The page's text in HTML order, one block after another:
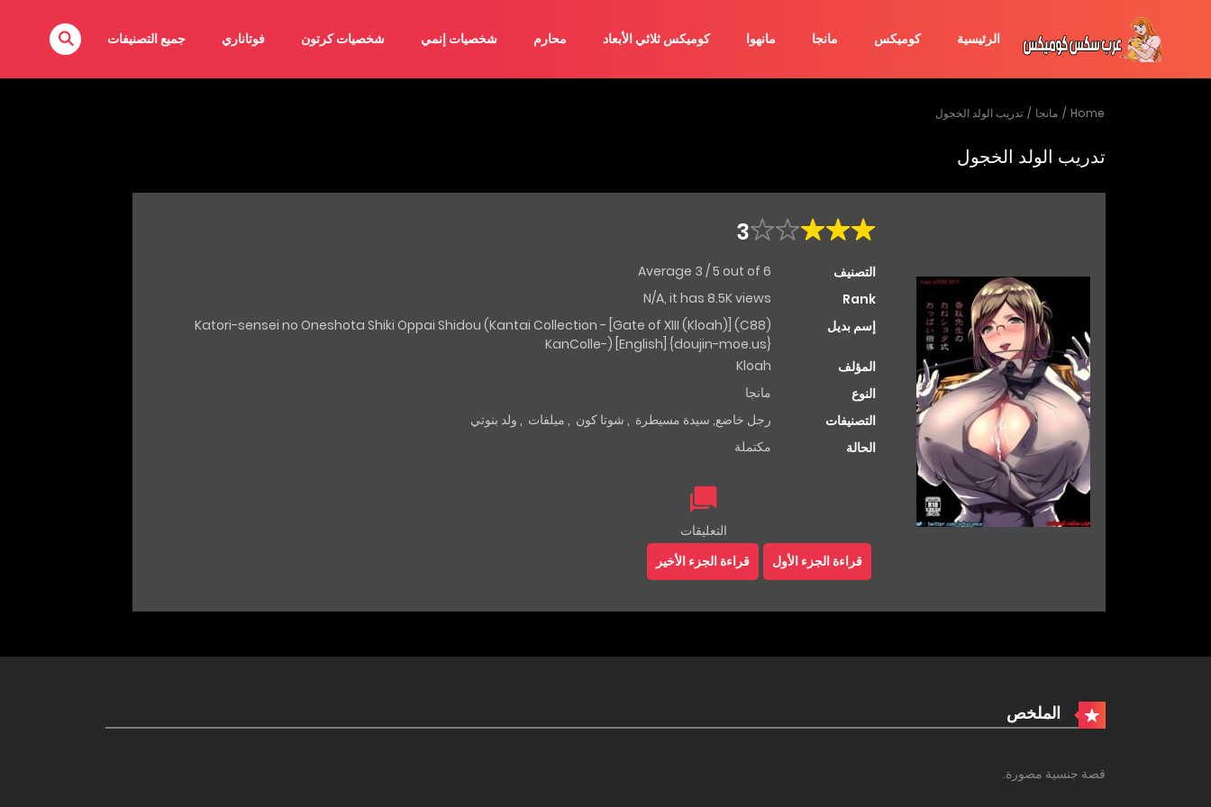
الرئيسية كوميكس مانجا مانهوا كوميكس ثلاثي الأبعاد محارم شخصيات إنمي شخصيات كرتون فوتاناري جميع التصنيفات
Home مانجا تدريب الولد الخجول
تدريب الولد الخجول
3
التصنيف Average 3 /5 out of 6
Rank
N/A, it has 8.5K views
إسم بديل
(C88) [Gate of XIII (Kloah)] Katori-sensei no Oneshota Shiki Oppai Shidou (Kantai Collection -
KanColle-) [English] {doujin-moe.us}
المؤلف
Kloah
النوع
مانجا
التصنيفات
رجل خاضع, سيدة مسيطرة , شوتا كون , ميلفات , ولد بنوتي
الحالة
مكتملة
التعليقات
قراءة الجزء الأول
قراءة الجزء الأخير
الملخص
قصة جنسية مصورة.